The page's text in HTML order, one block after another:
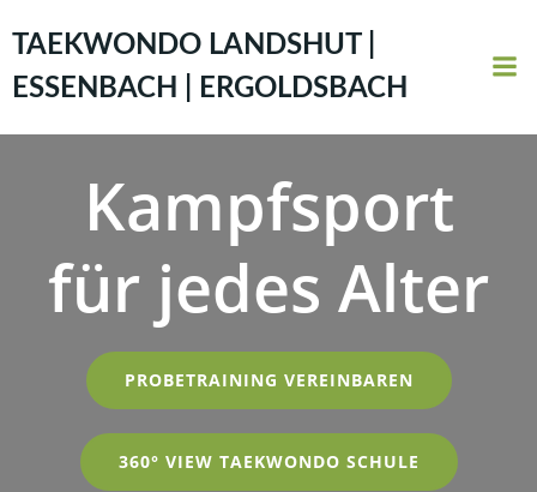
Inhalt
springen
TAEKWONDO LANDSHUT |
ESSENBACH | ERGOLDSBACH
Kampfsport
für jedes Alter
PROBETRAINING VEREINBAREN
360° VIEW TAEKWONDO SCHULE